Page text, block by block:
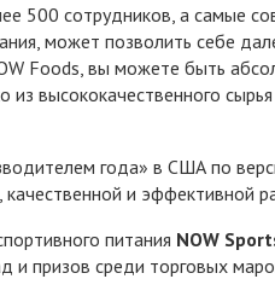
500 сотрудников, а самые
может позволить себе
Foods, вы можете быть
из высококачественного
года» в США по
и эффективной
питания NOW
и призов среди торговых